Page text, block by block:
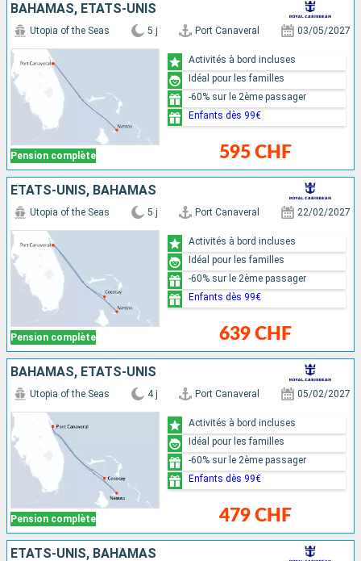
BAHAMAS, ÉTATS-UNIS
Pension complète
Utopia of the Seas 5 j Port Canaveral 03/05/2027
595 CHF
Activités à bord incluses
Idéal pour les familles
-60% sur le 2ème passager
Enfants dès 99€
ÉTATS-UNIS, BAHAMAS
Pension complète
Utopia of the Seas 5 j Port Canaveral 22/02/2027
639 CHF
Activités à bord incluses
Idéal pour les familles
-60% sur le 2ème passager
Enfants dès 99€
BAHAMAS, ÉTATS-UNIS
Pension complète
Utopia of the Seas 4 j Port Canaveral 05/02/2027
479 CHF
Activités à bord incluses
Idéal pour les familles
-60% sur le 2ème passager
Enfants dès 99€
ÉTATS-UNIS, BAHAMAS